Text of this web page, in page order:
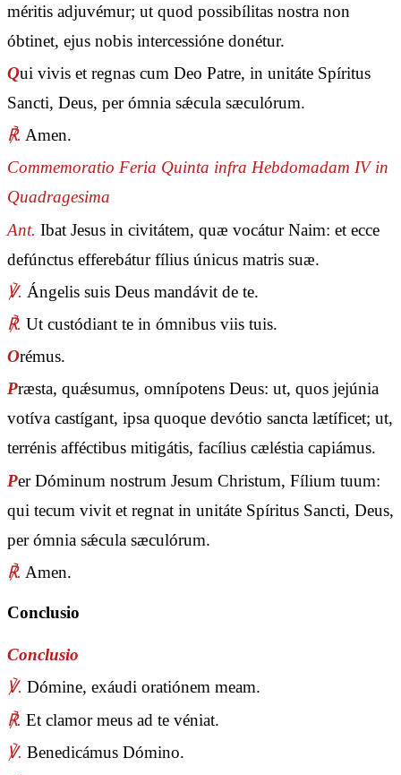
méritis adjuvémur; ut quod possibílitas nostra non
óbtinet, ejus nobis intercessióne donétur.
Qui vivis et regnas cum Deo Patre, in unitáte Spíritus
Sancti, Deus, per ómnia sǽcula sæculórum.
℟. Amen.
Commemoratio Feria Quinta infra Hebdomadam IV in
Quadragesima
Ant. Ibat Jesus in civitátem, quæ vocátur Naim: et ecce
defúnctus efferebátur fílius únicus matris suæ.
℣. Ángelis suis Deus mandávit de te.
℟. Ut custódiant te in ómnibus viis tuis.
Orémus.
Præsta, quǽsumus, omnípotens Deus: ut, quos jejúnia
votíva castígant, ipsa quoque devótio sancta lætíficet; ut,
terrénis afféctibus mitigátis, facílius cæléstia capiámus.
Per Dóminum nostrum Jesum Christum, Fílium tuum:
qui tecum vivit et regnat in unitáte Spíritus Sancti, Deus,
per ómnia sǽcula sæculórum.
℟. Amen.
Conclusio
Conclusio
℣. Dómine, exáudi oratiónem meam.
℟. Et clamor meus ad te véniat.
℣. Benedicámus Dómino.